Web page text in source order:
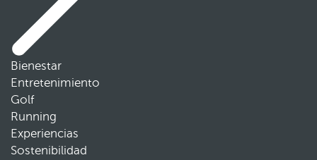
Bienestar
Entretenimiento
Golf
Running
Experiencias
Sostenibilidad